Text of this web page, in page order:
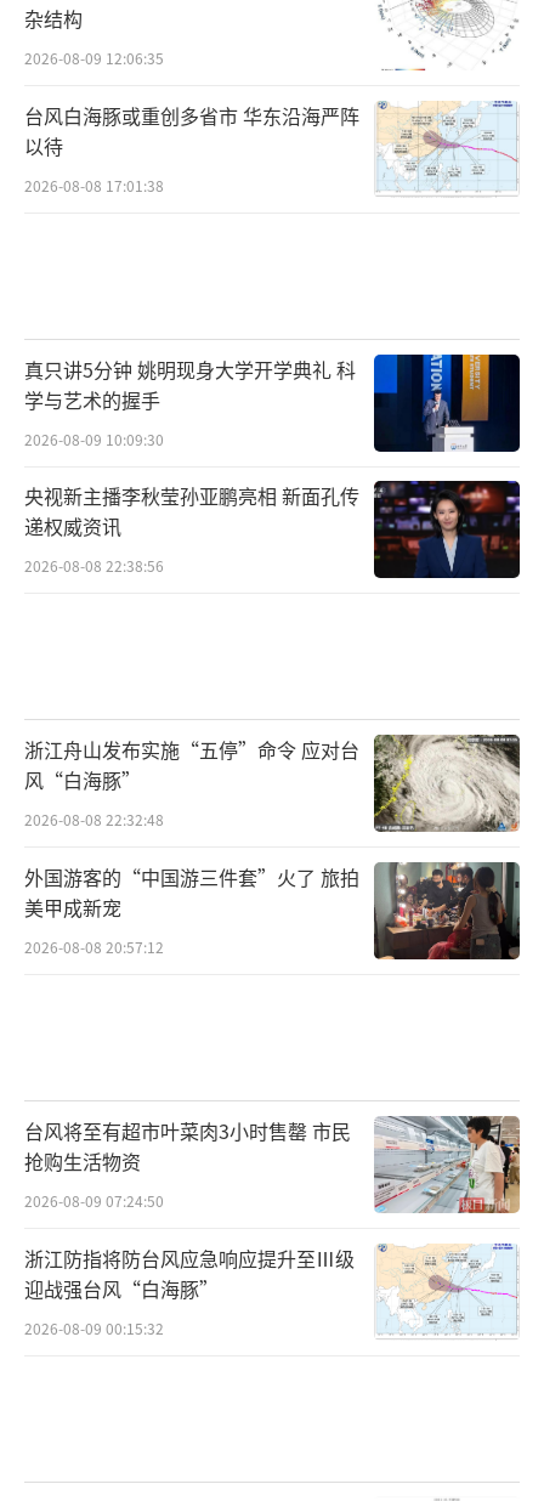
杂结构
2026-08-09 12:06:35
台风白海豚或重创多省市 华东沿海严阵
以待
2026-08-08 17:01:38
真只讲5分钟 姚明现身大学开学典礼 科
学与艺术的握手
2026-08-09 10:09:30
央视新主播李秋莹孙亚鹏亮相 新面孔传
递权威资讯
2026-08-08 22:38:56
浙江舟山发布实施“五停”命令 应对台
风“白海豚”
2026-08-08 22:32:48
外国游客的“中国游三件套”火了 旅拍
美甲成新宠
2026-08-08 20:57:12
台风将至有超市叶菜肉3小时售罄 市民
抢购生活物资
2026-08-09 07:24:50
浙江防指将防台风应急响应提升至Ⅲ级
迎战强台风“白海豚”
2026-08-09 00:15:32